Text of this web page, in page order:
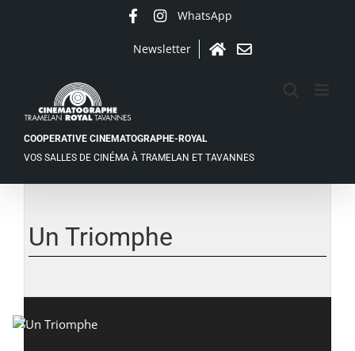
WhatsApp
Newsletter
AccueilContact
COOPERATIVE CINEMATOGRAPHE-ROYAL
VOS SALLES DE CINÉMA À TRAMELAN ET TAVANNES
agrandie
Un Triomphe